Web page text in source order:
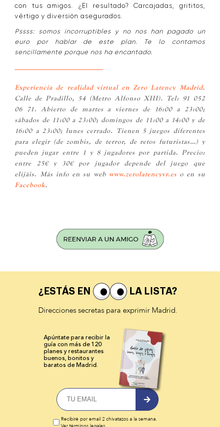
con tus amigos. ¿El resultado? Carcajadas, grititos,
vértigo y diversión asegurados.
Pssss: somos incorruptibles y no nos han pagado un
euro por hablar de este plan. Te lo contamos
sencillamente porque nos ha encantado.
Experiencia de realidad virtual en Zero Latency Madrid.
Calle de Pradillo, 54 (Metro Alfonso XIII). Tel: 91 052
06 71. Abierto de martes a viernes de 16:00 a 23:00;
sábados de 11:00 a 23:00; domingos de 11:00 a 14:00 y de
16:00 a 23:00; lunes cerrado. Tienen 5 juegos diferentes
para elegir (de zombis, de terror, de retos futuristas…) y
pueden jugar entre 1 y 8 jugadores por partida. Precio:
entre 25€ y 30€ por jugador depende del juego que
elijáis. Más info en su web www.zerolatencyvr.es o en su
Facebook.
¿ESTÁS EN
LA LISTA?
Direcciones secretas para exprimir Madrid.
Apúntate para recibir la
guía con más de 120
planes y restaurantes
buenos, bonitos y
baratos de Madrid.
Recibiré por email 2 chivatazos a la semana.